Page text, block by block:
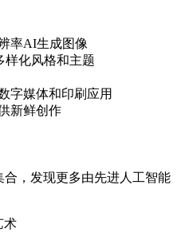
率AI生成图像
样化风格和主题
字媒体和印刷应用
新鲜创作
，发现更多由先进人工智能
术